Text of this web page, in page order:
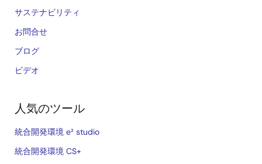
サステナビリティ
お問合せ
ブログ
ビデオ
人気のツール
統合開発環境 e² studio
統合開発環境 CS+